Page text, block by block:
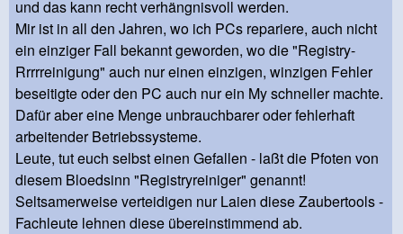
und das kann recht verhängnisvoll werden.
Mir ist in all den Jahren, wo ich PCs repariere, auch nicht
ein einziger Fall bekannt geworden, wo die "Registry-
Rrrrreinigung" auch nur einen einzigen, winzigen Fehler
beseitigte oder den PC auch nur ein My schneller machte.
Dafür aber eine Menge unbrauchbarer oder fehlerhaft
arbeitender Betriebssysteme.
Leute, tut euch selbst einen Gefallen - laßt die Pfoten von
diesem Bloedsinn "Registryreiniger" genannt!
Seltsamerweise verteidigen nur Laien diese Zaubertools -
Fachleute lehnen diese übereinstimmend ab.